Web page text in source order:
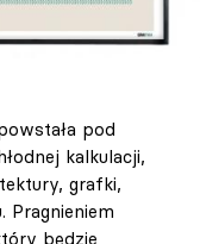
pod
kalkulacji,
grafki,
Pragnieniem
będzie